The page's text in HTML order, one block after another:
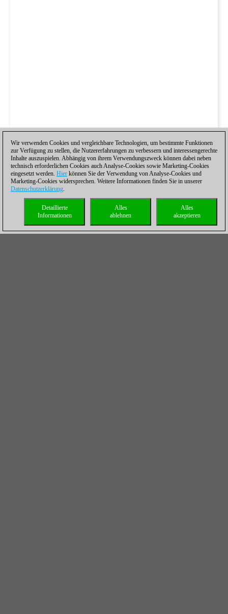
Wir verwenden Cookies und vergleichbare Technologien, um bestimmte Funktionen
zur Verfügung zu stellen, die Nutzererfahrungen zu verbessern und interessengerechte
Inhalte auszuspielen. Abhängig von ihrem Verwendungszweck können dabei neben
technisch erforderlichen Cookies auch Analyse-Cookies sowie Marketing-Cookies
eingesetzt werden. Hier können Sie der Verwendung von Analyse-Cookies und
Marketing-Cookies widersprechen. Weitere Informationen finden Sie in unserer
Datenschutzerklärung.
Alles
akzeptieren
Alles
ablehnen
Detaillierte
Informationen